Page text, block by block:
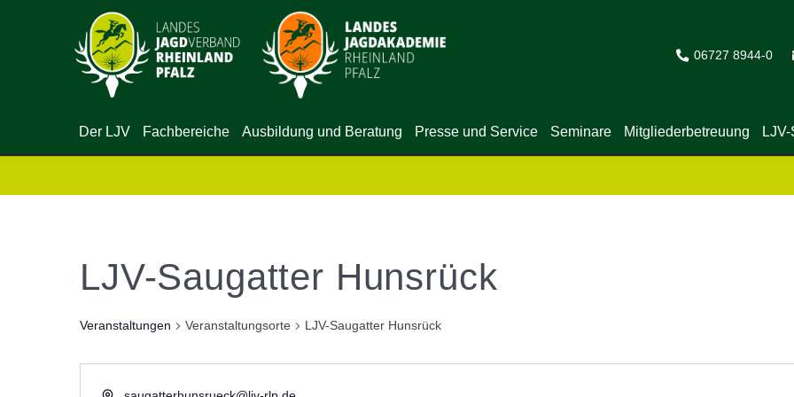
06727 8944-0
Der LJV Fachbereiche Ausbildung und Beratung Presse und Service Seminare Mitgliederbetreuung
LJV-Saugatter Hunsrück
Veranstaltungen Veranstaltungsorte LJV-Saugatter Hunsrück